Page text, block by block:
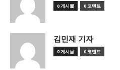
0 게시물 0 코멘트
김민재 기자
0 게시물 0 코멘트